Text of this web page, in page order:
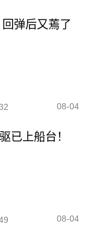
弹后又蔫了
08-04
已上船台！
08-04